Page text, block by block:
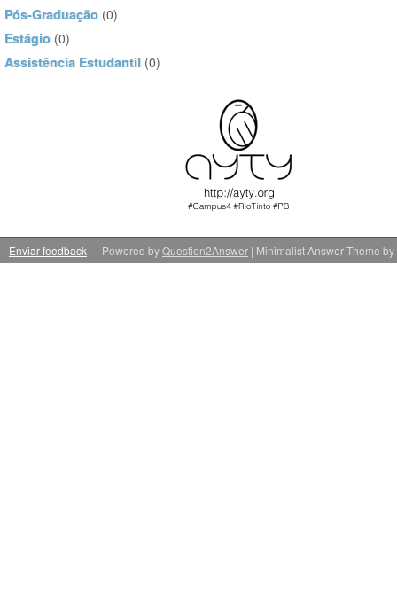
Pós-Graduação (0)
Estágio (0)
Assistência Estudantil (0)
Enviar feedback | Minimalist Answer Theme by
Powered byQuestion2Answer